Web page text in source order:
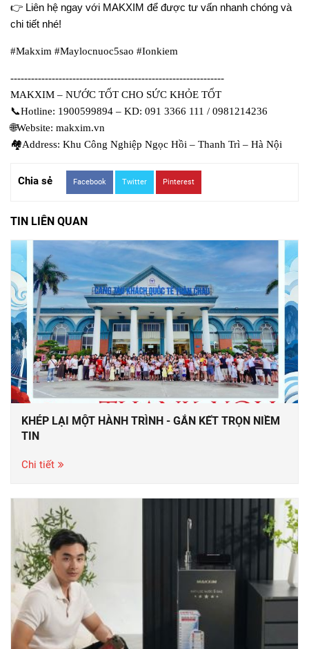
👉 Liên hệ ngay với MAKXIM để được tư vấn nhanh chóng và
chi tiết nhé!
#Makxim #Maylocnuoc5sao #Ionkiem
--------------------------------------------------------------
MAKXIM – NƯỚC TỐT CHO SỨC KHỎE TỐT
📞Hotline: 1900599894 – KD: 091 3366 111 / 0981214236
🌐Website: makxim.vn
🏘Address: Khu Công Nghiệp Ngọc Hồi – Thanh Trì – Hà Nội
Chia sẻ Facebook Twitter Pinterest
TIN LIÊN QUAN
KHÉP LẠI MỘT HÀNH TRÌNH - GẮN KẾT TRỌN NIỀM
TIN
Chi tiết